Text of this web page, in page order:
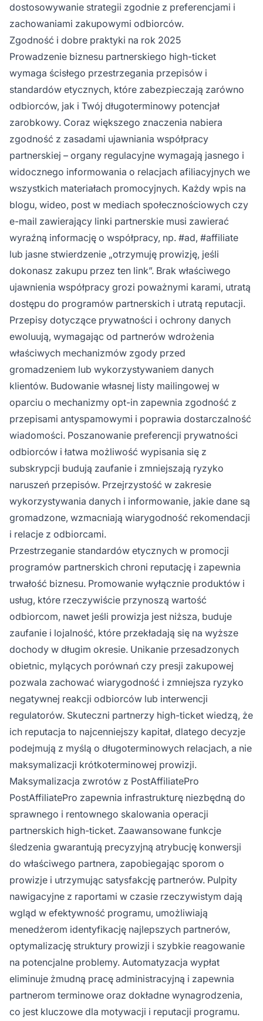
dostosowywanie strategii zgodnie z preferencjami i
zachowaniami zakupowymi odbiorców.
Zgodność i dobre praktyki na rok 2025
Prowadzenie biznesu partnerskiego high-ticket
wymaga ścisłego przestrzegania przepisów i
standardów etycznych, które zabezpieczają zarówno
odbiorców, jak i Twój długoterminowy potencjał
zarobkowy. Coraz większego znaczenia nabiera
zgodność z zasadami ujawniania współpracy
partnerskiej – organy regulacyjne wymagają jasnego i
widocznego informowania o relacjach afiliacyjnych we
wszystkich materiałach promocyjnych. Każdy wpis na
blogu, wideo, post w mediach społecznościowych czy
e-mail zawierający linki partnerskie musi zawierać
wyraźną informację o współpracy, np. #ad, #affiliate
lub jasne stwierdzenie „otrzymuję prowizję, jeśli
dokonasz zakupu przez ten link”. Brak właściwego
ujawnienia współpracy grozi poważnymi karami, utratą
dostępu do programów partnerskich i utratą reputacji.
Przepisy dotyczące prywatności i ochrony danych
ewoluują, wymagając od partnerów wdrożenia
właściwych mechanizmów zgody przed
gromadzeniem lub wykorzystywaniem danych
klientów. Budowanie własnej listy mailingowej w
oparciu o mechanizmy opt-in zapewnia zgodność z
przepisami antyspamowymi i poprawia dostarczalność
wiadomości. Poszanowanie preferencji prywatności
odbiorców i łatwa możliwość wypisania się z
subskrypcji budują zaufanie i zmniejszają ryzyko
naruszeń przepisów. Przejrzystość w zakresie
wykorzystywania danych i informowanie, jakie dane są
gromadzone, wzmacniają wiarygodność rekomendacji
i relacje z odbiorcami.
Przestrzeganie standardów etycznych w promocji
programów partnerskich chroni reputację i zapewnia
trwałość biznesu. Promowanie wyłącznie produktów i
usług, które rzeczywiście przynoszą wartość
odbiorcom, nawet jeśli prowizja jest niższa, buduje
zaufanie i lojalność, które przekładają się na wyższe
dochody w długim okresie. Unikanie przesadzonych
obietnic, mylących porównań czy presji zakupowej
pozwala zachować wiarygodność i zmniejsza ryzyko
negatywnej reakcji odbiorców lub interwencji
regulatorów. Skuteczni partnerzy high-ticket wiedzą, że
ich reputacja to najcenniejszy kapitał, dlatego decyzje
podejmują z myślą o długoterminowych relacjach, a nie
maksymalizacji krótkoterminowej prowizji.
Maksymalizacja zwrotów z PostAffiliatePro
PostAffiliatePro zapewnia infrastrukturę niezbędną do
sprawnego i rentownego skalowania operacji
partnerskich high-ticket. Zaawansowane funkcje
śledzenia gwarantują precyzyjną atrybucję konwersji
do właściwego partnera, zapobiegając sporom o
prowizje i utrzymując satysfakcję partnerów. Pulpity
nawigacyjne z raportami w czasie rzeczywistym dają
wgląd w efektywność programu, umożliwiają
menedżerom identyfikację najlepszych partnerów,
optymalizację struktury prowizji i szybkie reagowanie
na potencjalne problemy. Automatyzacja wypłat
eliminuje żmudną pracę administracyjną i zapewnia
partnerom terminowe oraz dokładne wynagrodzenia,
co jest kluczowe dla motywacji i reputacji programu.